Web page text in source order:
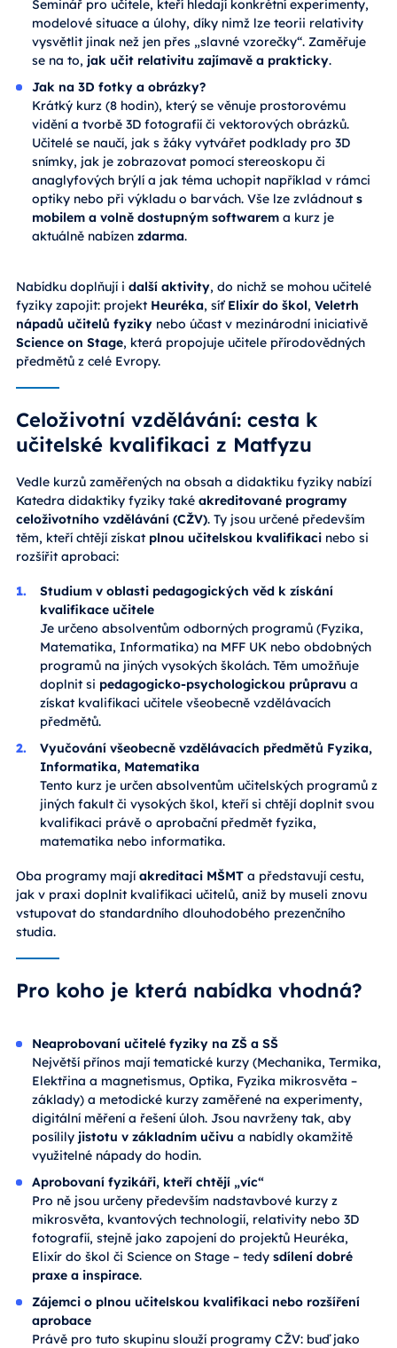
Seminář pro učitele, kteří hledají konkrétní experimenty,
modelové situace a úlohy, díky nimž lze teorii relativity
vysvětlit jinak než jen přes „slavné vzorečky“. Zaměřuje
se na to, jak učit relativitu zajímavě a prakticky.
Jak na 3D fotky a obrázky?
Krátký kurz (8 hodin), který se věnuje prostorovému
vidění a tvorbě 3D fotografií či vektorových obrázků.
Učitelé se naučí, jak s žáky vytvářet podklady pro 3D
snímky, jak je zobrazovat pomocí stereoskopu či
anaglyfových brýlí a jak téma uchopit například v rámci
optiky nebo při výkladu o barvách. Vše lze zvládnout s
mobilem a volně dostupným softwarem a kurz je
aktuálně nabízen zdarma.
Nabídku doplňují i další aktivity, do nichž se mohou učitelé
fyziky zapojit: projekt Heuréka, síť Elixír do škol, Veletrh
nápadů učitelů fyziky nebo účast v mezinárodní iniciativě
Science on Stage, která propojuje učitele přírodovědných
předmětů z celé Evropy.
Celoživotní vzdělávání: cesta k
učitelské kvalifikaci z Matfyzu
Vedle kurzů zaměřených na obsah a didaktiku fyziky nabízí
Katedra didaktiky fyziky také akreditované programy
celoživotního vzdělávání (CŽV). Ty jsou určené především
těm, kteří chtějí získat plnou učitelskou kvalifikaci nebo si
rozšířit aprobaci:
Studium v oblasti pedagogických věd k získání
kvalifikace učitele
Je určeno absolventům odborných programů (Fyzika,
Matematika, Informatika) na MFF UK nebo obdobných
programů na jiných vysokých školách. Těm umožňuje
doplnit si pedagogicko-psychologickou průpravu a
získat kvalifikaci učitele všeobecně vzdělávacích
předmětů.
Vyučování všeobecně vzdělávacích předmětů Fyzika,
Informatika, Matematika
Tento kurz je určen absolventům učitelských programů z
jiných fakult či vysokých škol, kteří si chtějí doplnit svou
kvalifikaci právě o aprobační předmět fyzika,
matematika nebo informatika.
Oba programy mají akreditaci MŠMT a představují cestu,
jak v praxi doplnit kvalifikaci učitelů, aniž by museli znovu
vstupovat do standardního dlouhodobého prezenčního
studia.
Pro koho je která nabídka vhodná?
Neaprobovaní učitelé fyziky na ZŠ a SŠ
Největší přínos mají tematické kurzy (Mechanika, Termika,
Elektřina a magnetismus, Optika, Fyzika mikrosvěta –
základy) a metodické kurzy zaměřené na experimenty,
digitální měření a řešení úloh. Jsou navrženy tak, aby
posílily jistotu v základním učivu a nabídly okamžitě
využitelné nápady do hodin.
Aprobovaní fyzikáři, kteří chtějí „víc“
Pro ně jsou určeny především nadstavbové kurzy z
mikrosvěta, kvantových technologií, relativity nebo 3D
fotografií, stejně jako zapojení do projektů Heuréka,
Elixír do škol či Science on Stage – tedy sdílení dobré
praxe a inspirace.
Zájemci o plnou učitelskou kvalifikaci nebo rozšíření
aprobace
Právě pro tuto skupinu slouží programy CŽV: buď jako